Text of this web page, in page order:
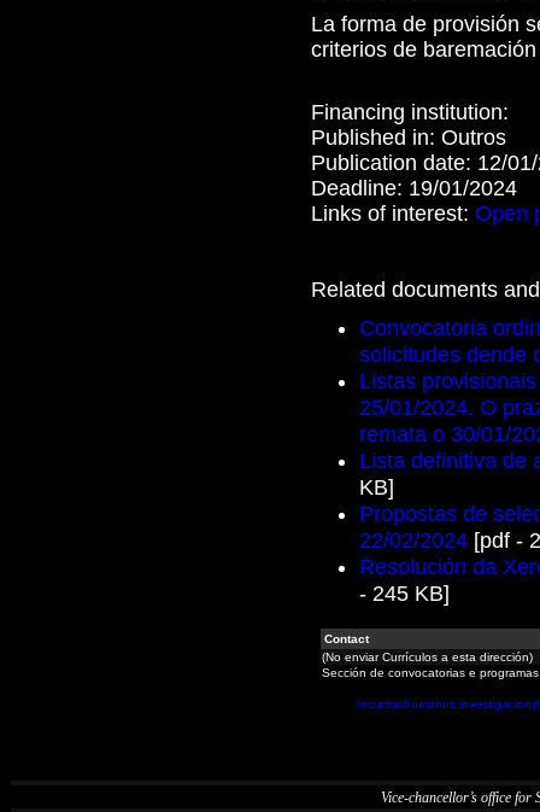
La forma de provisión
criterios de
Financing institution:
Published in: Outros
Publication date: 12/
Deadline: 19/01/2024
Links of interest: Open
Related documents
Convocatoria
solicitudes dende
Listas
25/01/2024. O
remata o 30/01/
Lista definitiva de
KB]
Propostas de
22/02/2024 [pdf -
Resolución da
- 245 KB]
Contact
(No enviar Currículos a esta dirección)
Sección de convocatorias e
Vice-chancellor’s office for